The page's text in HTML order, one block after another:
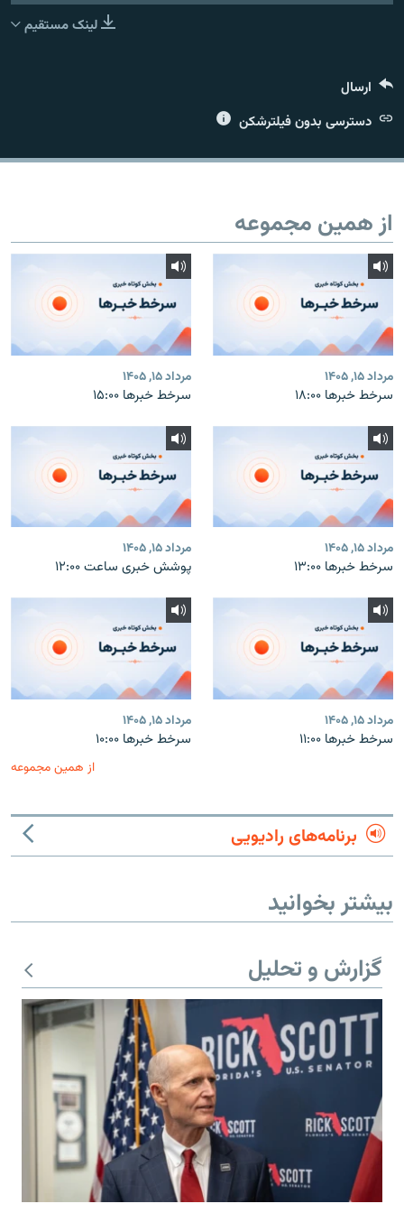
لینک مستقیم
ارسال
دسترسی بدون فیلترشکن
از همین مجموعه
مرداد ۱۵, ۱۴۰۵
سرخط خبرها ۱۸:۰۰
مرداد ۱۵, ۱۴۰۵
سرخط خبرها ۱۵:۰۰
مرداد ۱۵, ۱۴۰۵
سرخط خبرها ۱۳:۰۰
مرداد ۱۵, ۱۴۰۵
پوشش خبری ساعت ۱۲:۰۰
مرداد ۱۵, ۱۴۰۵
سرخط خبرها ۱۱:۰۰
مرداد ۱۵, ۱۴۰۵
سرخط خبرها ۱۰:۰۰
از همین مجموعه
برنامه‌های رادیویی
بیشتر بخوانید
گزارش و تحلیل